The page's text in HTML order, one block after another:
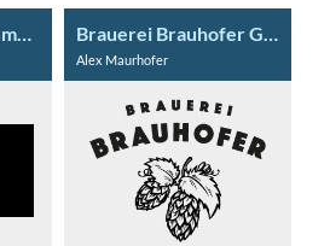
Bossard & Humm GmbH Brauerei Brauhofer GmbH
Alex Maurhofer